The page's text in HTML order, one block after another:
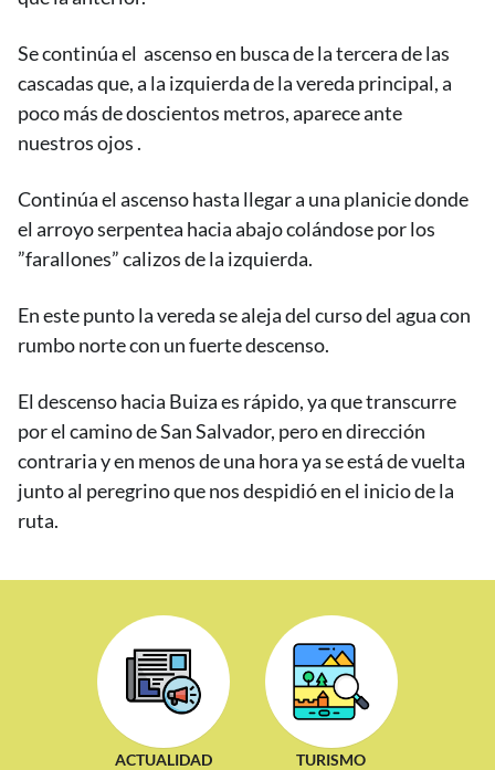
Se continúa el ascenso en busca de la tercera de las
cascadas que, a la izquierda de la vereda principal, a
poco más de doscientos metros, aparece ante
nuestros ojos .
Continúa el ascenso hasta llegar a una planicie donde
el arroyo serpentea hacia abajo colándose por los
”farallones” calizos de la izquierda.
En este punto la vereda se aleja del curso del agua con
rumbo norte con un fuerte descenso.
El descenso hacia Buiza es rápido, ya que transcurre
por el camino de San Salvador, pero en dirección
contraria y en menos de una hora ya se está de vuelta
junto al peregrino que nos despidió en el inicio de la
ruta.
ACTUALIDAD TURISMO